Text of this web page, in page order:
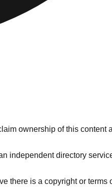
ownership of this content
independent directory
there is a copyright or